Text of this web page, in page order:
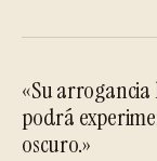
«Su
podrá
oscuro.»